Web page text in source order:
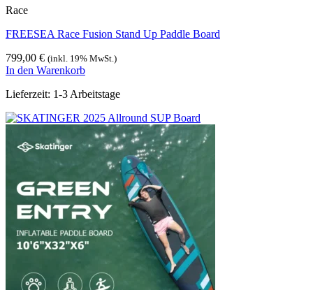
Race
FREESEA Race Fusion Stand Up Paddle Board
799,00 € (inkl. 19% MwSt.)
In den Warenkorb
Lieferzeit: 1-3 Arbeitstage